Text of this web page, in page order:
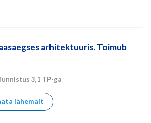
arhitektuuris. Toimub
3,1 TP-ga
lähemalt